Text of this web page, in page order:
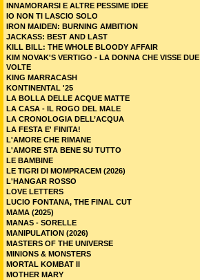
INNAMORARSI E ALTRE PESSIME IDEE
IO NON TI LASCIO SOLO
IRON MAIDEN: BURNING AMBITION
JACKASS: BEST AND LAST
KILL BILL: THE WHOLE BLOODY AFFAIR
KIM NOVAK'S VERTIGO - LA DONNA CHE VISSE DUE
VOLTE
KING MARRACASH
KONTINENTAL '25
LA BOLLA DELLE ACQUE MATTE
LA CASA - IL ROGO DEL MALE
LA CRONOLOGIA DELL’ACQUA
LA FESTA E' FINITA!
L'AMORE CHE RIMANE
L'AMORE STA BENE SU TUTTO
LE BAMBINE
LE TIGRI DI MOMPRACEM (2026)
L'HANGAR ROSSO
LOVE LETTERS
LUCIO FONTANA, THE FINAL CUT
MAMA (2025)
MANAS - SORELLE
MANIPULATION (2026)
MASTERS OF THE UNIVERSE
MINIONS & MONSTERS
MORTAL KOMBAT II
MOTHER MARY